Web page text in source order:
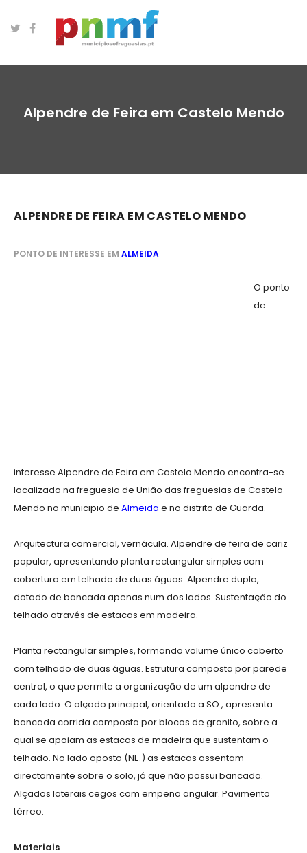
Alpendre de Feira em Castelo Mendo
ALPENDRE DE FEIRA EM CASTELO MENDO
PONTO DE INTERESSE EM ALMEIDA
O ponto
de
interesse Alpendre de Feira em Castelo Mendo encontra-se
localizado na freguesia de União das freguesias de Castelo
Mendo no municipio de Almeida e no distrito de Guarda.
Arquitectura comercial, vernácula. Alpendre de feira de cariz
popular, apresentando planta rectangular simples com
cobertura em telhado de duas águas. Alpendre duplo,
dotado de bancada apenas num dos lados. Sustentação do
telhado através de estacas em madeira.
Planta rectangular simples, formando volume único coberto
com telhado de duas águas. Estrutura composta por parede
central, o que permite a organização de um alpendre de
cada lado. O alçado principal, orientado a SO., apresenta
bancada corrida composta por blocos de granito, sobre a
qual se apoiam as estacas de madeira que sustentam o
telhado. No lado oposto (NE.) as estacas assentam
directamente sobre o solo, já que não possui bancada.
Alçados laterais cegos com empena angular. Pavimento
térreo.
Materiais